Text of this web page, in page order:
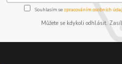
Souhlasím se zpracováním osobních
Můžete se kdykoli odhlásit.